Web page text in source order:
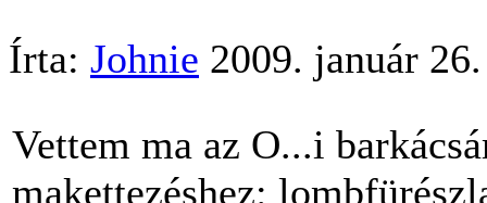
Írta: Johnie 2009. január
Vettem ma az O...i
makettezéshez: